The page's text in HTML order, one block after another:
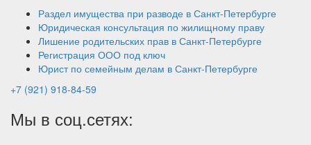
Раздел имущества при разводе в Санкт-Петербурге
Юридическая консультация по жилищному праву
Лишение родительских прав в Санкт-Петербурге
Регистрация ООО под ключ
Юрист по семейным делам в Санкт-Петербурге
+7 (921) 918-84-59
Мы в соц.сетях: